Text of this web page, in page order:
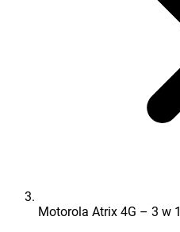
Motorola Atrix 4G – 3 w 1